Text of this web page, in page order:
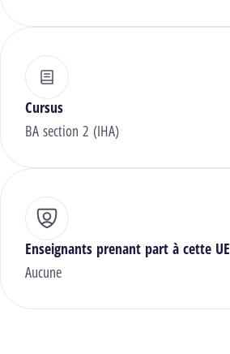
Cursus
BA section 2 (IHA)
Enseignants prenant part à cette UE
Aucune